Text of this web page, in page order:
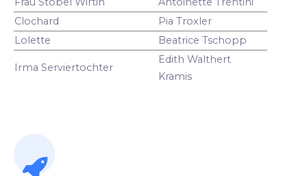
Clochard
Pia Troxler
Lolette
Beatrice Tschopp
Irma Serviertochter
Edith Walthert
Kramis